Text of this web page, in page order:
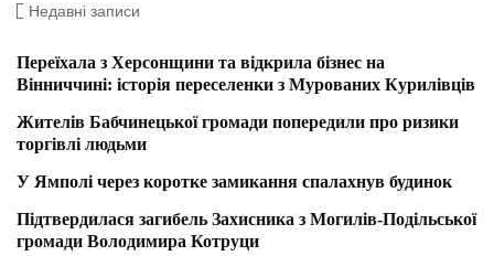
Недавні записи
Переїхала з Херсонщини та відкрила бізнес на
Вінниччині: історія переселенки з Мурованих Курилівців
Жителів Бабчинецької громади попередили про ризики
торгівлі людьми
У Ямполі через коротке замикання спалахнув будинок
Підтвердилася загибель Захисника з Могилів-Подільської
громади Володимира Котруци